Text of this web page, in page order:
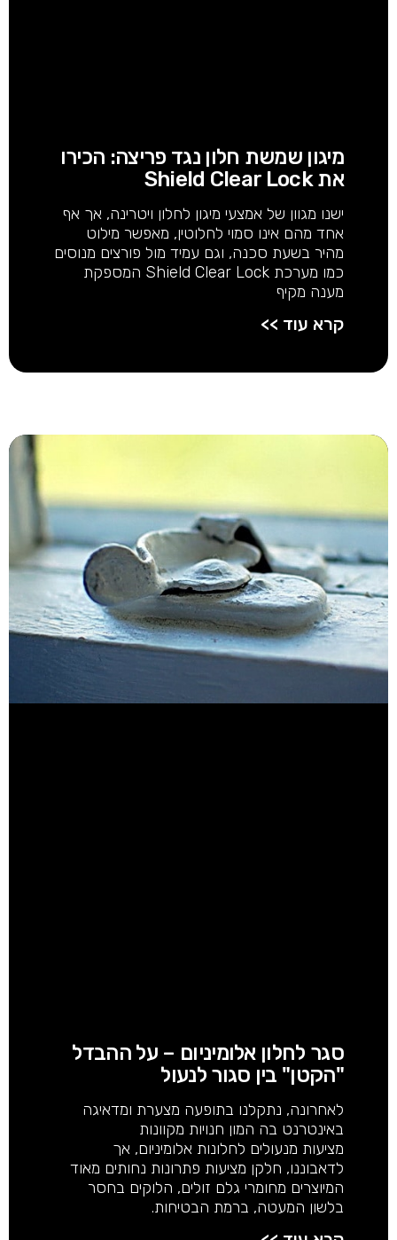
מיגון שמשת חלון נגד פריצה: הכירו
את Shield Clear Lock
ישנו מגוון של אמצעי מיגון לחלון ויטרינה, אך אף
אחד מהם אינו סמוי לחלוטין, מאפשר מילוט
מהיר בשעת סכנה, וגם עמיד מול פורצים מנוסים
כמו מערכת Shield Clear Lock המספקת
מענה מקיף
קרא עוד >>
סגר לחלון אלומיניום – על ההבדל
"הקטן" בין סגור לנעול
לאחרונה, נתקלנו בתופעה מצערת ומדאיגה
באינטרנט בה המון חנויות מקוונות
מציעות מנעולים לחלונות אלומיניום, אך
לדאבוננו, חלקן מציעות פתרונות נחותים מאוד
המיוצרים מחומרי גלם זולים, הלוקים בחסר
בלשון המעטה, ברמת הבטיחות.